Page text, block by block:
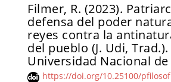
Filmer, R. (2023).
defensa del poder
reyes contra la
del pueblo (J. Udi, Trad.).
Universidad Nacional
https://doi.org/10.25100/
Barra lateral del artículo